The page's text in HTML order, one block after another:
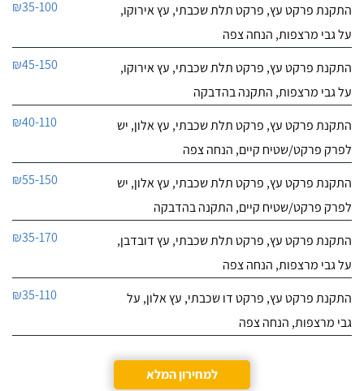
התקנת פרקט עץ, פרקט תלת שכבתי, עץ אירוקו,
על גבי מרצפות, הנחה צפה
₪35-100
התקנת פרקט עץ, פרקט תלת שכבתי, עץ אירוקו,
על גבי מרצפות, התקנה בהדבקה
₪45-150
התקנת פרקט עץ, פרקט תלת שכבתי, עץ אלון, יש
לפרק פרקט/שטיח קיים, הנחה צפה
₪40-110
התקנת פרקט עץ, פרקט תלת שכבתי, עץ אלון, יש
לפרק פרקט/שטיח קיים, התקנה בהדבקה
₪55-150
התקנת פרקט עץ, פרקט תלת שכבתי, עץ דובדבן,
על גבי מרצפות, הנחה צפה
₪35-170
התקנת פרקט עץ, פרקט דו שכבתי, עץ אלון, על
גבי מרצפות, הנחה צפה
₪35-110
למחירון המלא